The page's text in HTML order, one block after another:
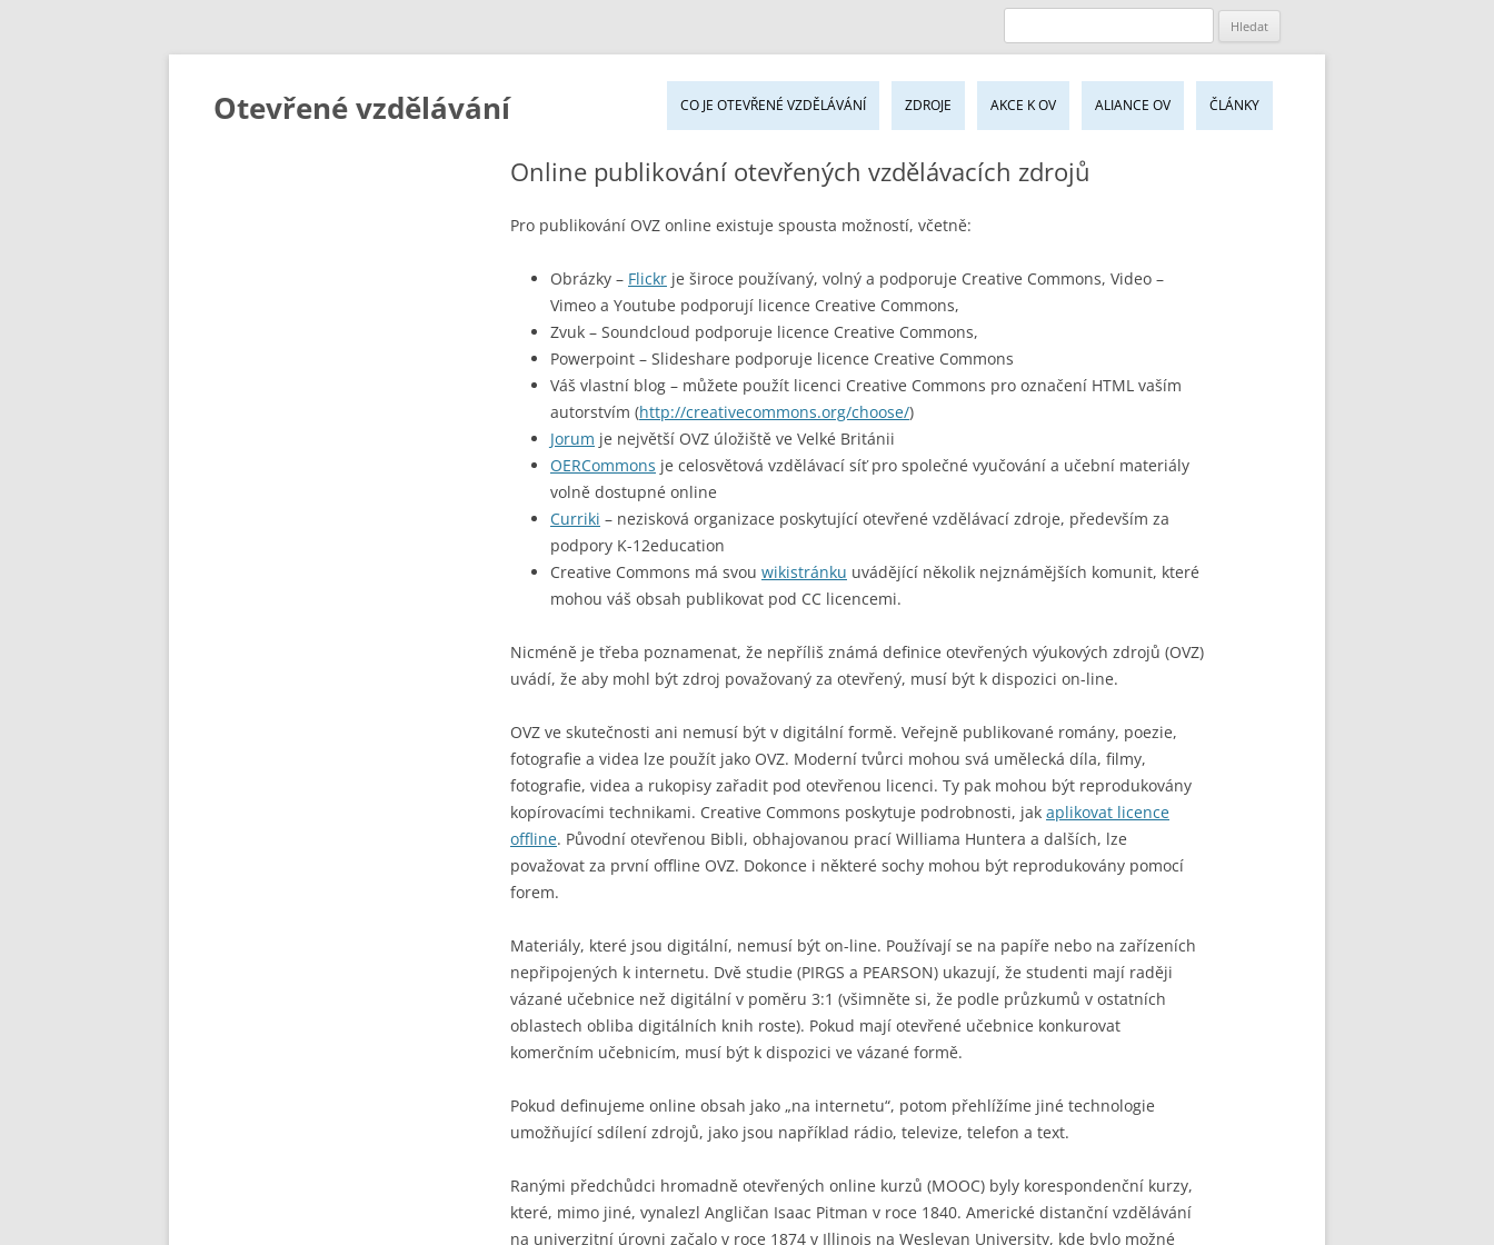
Otevřené vzdělávání Přejít
webu
CO JE OTEVŘENÉ VZDĚLÁVÁNÍ ZDROJE AKCE K OV ALIANCE OV ČLÁNKY
Online publikování otevřených vzdělávacích zdrojů
Pro publikování OVZ online existuje spousta možností, včetně:
Obrázky – Flickr je široce používaný, volný a podporuje Creative Commons, Video –
Vimeo a Youtube podporují licence Creative Commons,
Zvuk – Soundcloud podporuje licence Creative Commons,
Powerpoint – Slideshare podporuje licence Creative Commons
Váš vlastní blog – můžete použít licenci Creative Commons pro označení HTML vaším
autorstvím (http://creativecommons.org/choose/)
Jorum je největší OVZ úložiště ve Velké Británii
OERCommons je celosvětová vzdělávací síť pro společné vyučování a učební materiály
volně dostupné online
Curriki – nezisková organizace poskytující otevřené vzdělávací zdroje, především za
podpory K-12education
Creative Commons má svou wikistránku uvádějící několik nejznámějších komunit, které
mohou váš obsah publikovat pod CC licencemi.
Nicméně je třeba poznamenat, že nepříliš známá definice otevřených výukových zdrojů (OVZ)
uvádí, že aby mohl být zdroj považovaný za otevřený, musí být k dispozici on-line.
OVZ ve skutečnosti ani nemusí být v digitální formě. Veřejně publikované romány, poezie,
fotografie a videa lze použít jako OVZ. Moderní tvůrci mohou svá umělecká díla, filmy,
fotografie, videa a rukopisy zařadit pod otevřenou licenci. Ty pak mohou být reprodukovány
kopírovacími technikami. Creative Commons poskytuje podrobnosti, jak aplikovat licence
offline. Původní otevřenou Bibli, obhajovanou prací Williama Huntera a dalších, lze
považovat za první offline OVZ. Dokonce i některé sochy mohou být reprodukovány pomocí
forem.
Materiály, které jsou digitální, nemusí být on-line. Používají se na papíře nebo na zařízeních
nepřipojených k internetu. Dvě studie (PIRGS a PEARSON) ukazují, že studenti mají raději
vázané učebnice než digitální v poměru 3:1 (všimněte si, že podle průzkumů v ostatních
oblastech obliba digitálních knih roste). Pokud mají otevřené učebnice konkurovat
komerčním učebnicím, musí být k dispozici ve vázané formě.
Pokud definujeme online obsah jako „na internetu“, potom přehlížíme jiné technologie
umožňující sdílení zdrojů, jako jsou například rádio, televize, telefon a text.
Ranými předchůdci hromadně otevřených online kurzů (MOOC) byly korespondenční kurzy,
které, mimo jiné, vynalezl Angličan Isaac Pitman v roce 1840. Americké distanční vzdělávání
na univerzitní úrovni začalo v roce 1874 v Illinois na Wesleyan University, kde bylo možné